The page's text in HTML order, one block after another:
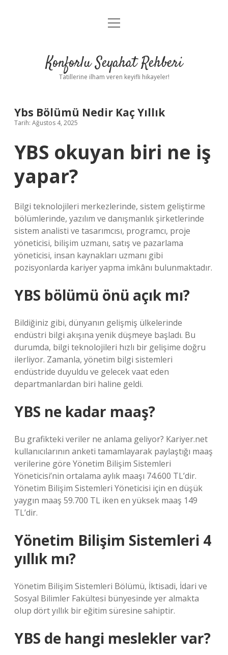
Anasayfa
Yasal Uyarı
menüyü
Konforlu Seyahat Rehberi
Tatillerine ilham veren keyifli hikayeler!
Ybs Bölümü Nedir Kaç Yıllık
Tarih: Ağustos 4, 2025
YBS okuyan biri ne iş
yapar?
Bilgi teknolojileri merkezlerinde, sistem geliştirme
bölümlerinde, yazılım ve danışmanlık şirketlerinde
sistem analisti ve tasarımcısı, programcı, proje
yöneticisi, bilişim uzmanı, satış ve pazarlama
yöneticisi, insan kaynakları uzmanı gibi
pozisyonlarda kariyer yapma imkânı bulunmaktadır.
YBS bölümü önü açık mı?
Bildiğiniz gibi, dünyanın gelişmiş ülkelerinde
endüstri bilgi akışına yenik düşmeye başladı. Bu
durumda, bilgi teknolojileri hızlı bir gelişime doğru
ilerliyor. Zamanla, yönetim bilgi sistemleri
endüstride duyuldu ve gelecek vaat eden
departmanlardan biri haline geldi.
YBS ne kadar maaş?
Bu grafikteki veriler ne anlama geliyor? Kariyer.net
kullanıcılarının anketi tamamlayarak paylaştığı maaş
verilerine göre Yönetim Bilişim Sistemleri
Yöneticisi’nin ortalama aylık maaşı 74.600 TL’dir.
Yönetim Bilişim Sistemleri Yöneticisi için en düşük
yaygın maaş 59.700 TL iken en yüksek maaş 149
TL’dir.
Yönetim Bilişim Sistemleri 4
yıllık mı?
Yönetim Bilişim Sistemleri Bölümü, İktisadi, İdari ve
Sosyal Bilimler Fakültesi bünyesinde yer almakta
olup dört yıllık bir eğitim süresine sahiptir.
YBS de hangi meslekler var?